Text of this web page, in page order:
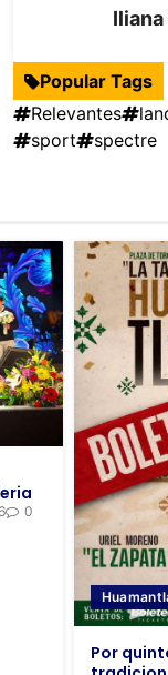
Popular Tags
Relevantes
sport
spectre
0
Por